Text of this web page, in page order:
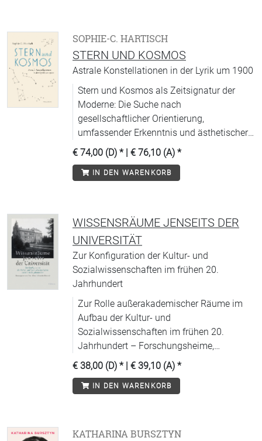
aus allen Fachrichtungen.
SOPHIE-C. HARTISCH
STERN UND KOSMOS
Astrale Konstellationen in der Lyrik um 1900
Stern und Kosmos als Zeitsignatur der
Moderne: Die Suche nach
gesellschaftlicher Orientierung,
umfassender Erkenntnis und ästhetischer
Form führt um 1900 an den
Sternenhimmel.
€ 74,00 (D) * | € 76,10 (A) *
IN DEN WARENKORB
WISSENSRÄUME JENSEITS DER
UNIVERSITÄT
Zur Konfiguration der Kultur- und
Sozialwissenschaften im frühen 20.
Jahrhundert
Zur Rolle außerakademischer Räume im
Aufbau der Kultur- und
Sozialwissenschaften im frühen 20.
Jahrhundert – Forschungsheime,
Reforminstitute und Denkzirkel als
alternative Wissensinfrastrukturen.
€ 38,00 (D) * | € 39,10 (A) *
IN DEN WARENKORB
KATHARINA BURSZTYN